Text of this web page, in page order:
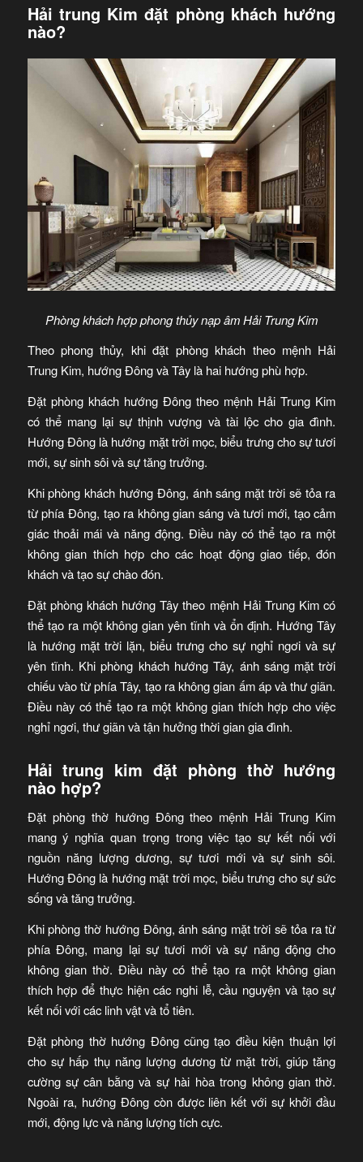
Hải trung Kim đặt phòng khách hướng
nào?
Phòng khách hợp phong thủy nạp âm Hải Trung Kim
Theo phong thủy, khi đặt phòng khách theo mệnh Hải
Trung Kim, hướng Đông và Tây là hai hướng phù hợp.
Đặt phòng khách hướng Đông theo mệnh Hải Trung Kim
có thể mang lại sự thịnh vượng và tài lộc cho gia đình.
Hướng Đông là hướng mặt trời mọc, biểu trưng cho sự tươi
mới, sự sinh sôi và sự tăng trưởng.
Khi phòng khách hướng Đông, ánh sáng mặt trời sẽ tỏa ra
từ phía Đông, tạo ra không gian sáng và tươi mới, tạo cảm
giác thoải mái và năng động. Điều này có thể tạo ra một
không gian thích hợp cho các hoạt động giao tiếp, đón
khách và tạo sự chào đón.
Đặt phòng khách hướng Tây theo mệnh Hải Trung Kim có
thể tạo ra một không gian yên tĩnh và ổn định. Hướng Tây
là hướng mặt trời lặn, biểu trưng cho sự nghỉ ngơi và sự
yên tĩnh. Khi phòng khách hướng Tây, ánh sáng mặt trời
chiếu vào từ phía Tây, tạo ra không gian ấm áp và thư giãn.
Điều này có thể tạo ra một không gian thích hợp cho việc
nghỉ ngơi, thư giãn và tận hưởng thời gian gia đình.
Hải trung kim đặt phòng thờ hướng
nào hợp?
Đặt phòng thờ hướng Đông theo mệnh Hải Trung Kim
mang ý nghĩa quan trọng trong việc tạo sự kết nối với
nguồn năng lượng dương, sự tươi mới và sự sinh sôi.
Hướng Đông là hướng mặt trời mọc, biểu trưng cho sự sức
sống và tăng trưởng.
Khi phòng thờ hướng Đông, ánh sáng mặt trời sẽ tỏa ra từ
phía Đông, mang lại sự tươi mới và sự năng động cho
không gian thờ. Điều này có thể tạo ra một không gian
thích hợp để thực hiện các nghi lễ, cầu nguyện và tạo sự
kết nối với các linh vật và tổ tiên.
Đặt phòng thờ hướng Đông cũng tạo điều kiện thuận lợi
cho sự hấp thụ năng lượng dương từ mặt trời, giúp tăng
cường sự cân bằng và sự hài hòa trong không gian thờ.
Ngoài ra, hướng Đông còn được liên kết với sự khởi đầu
mới, động lực và năng lượng tích cực.